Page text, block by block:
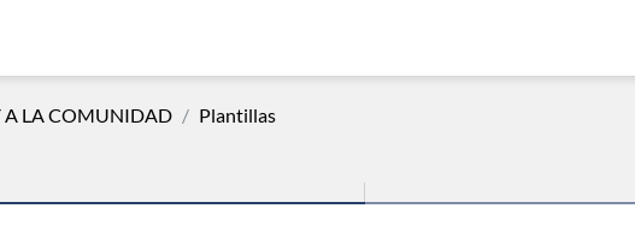
A LA COMUNIDAD Plantillas